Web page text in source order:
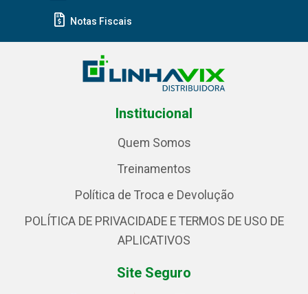
Notas Fiscais
Institucional
Quem Somos
Treinamentos
Política de Troca e Devolução
POLÍTICA DE PRIVACIDADE E TERMOS DE USO DE
APLICATIVOS
Site Seguro